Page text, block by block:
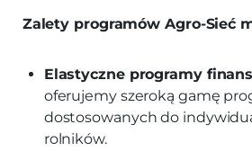
Zalety programów Agro-Sieć
Elastyczne programy
oferujemy szeroką gamę
dostosowanych do
rolników.